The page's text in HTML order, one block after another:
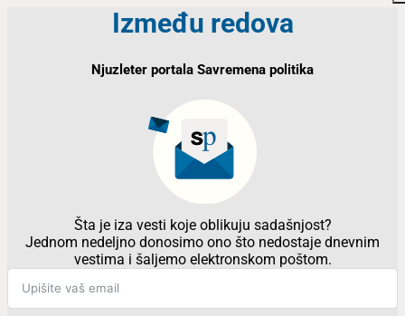
Između redova
Njuzleter portala Savremena politika
Šta je iza vesti koje oblikuju sadašnjost?
Jednom nedeljno donosimo ono što nedostaje dnevnim
vestima i šaljemo elektronskom poštom.